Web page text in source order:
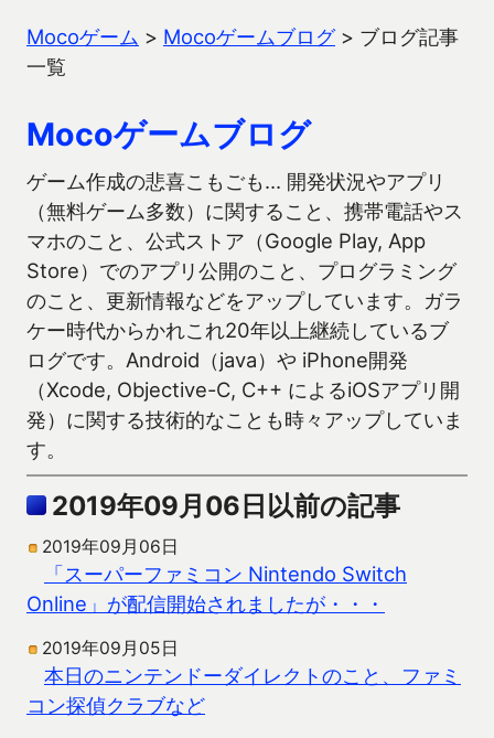
Mocoゲーム > Mocoゲームブログ> ブログ記事
一覧
Mocoゲームブログ
ゲーム作成の悲喜こもごも… 開発状況やアプリ
（無料ゲーム多数）に関すること、携帯電話やス
マホのこと、公式ストア（Google Play, App
Store）でのアプリ公開のこと、プログラミング
のこと、更新情報などをアップしています。ガラ
ケー時代からかれこれ20年以上継続しているブ
ログです。Android（java）や iPhone開発
（Xcode, Objective-C, C++ によるiOSアプリ開
発）に関する技術的なことも時々アップしていま
す。
2019年09月06日以前の記事
2019年09月06日
「スーパーファミコン Nintendo Switch
Online」が配信開始されましたが・・・
2019年09月05日
本日のニンテンドーダイレクトのこと、ファミ
コン探偵クラブなど